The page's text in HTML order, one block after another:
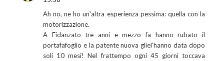
Ah no, ne ho un'altra esperienza pessima: quella con la
motorizzazione.
A Fidanzato tre anni e mezzo fa hanno rubato il
portafafoglio e la patente nuova gliel'hanno data dopo
soli 10 mesi! Nel frattempo ogni 45 giorni toccava